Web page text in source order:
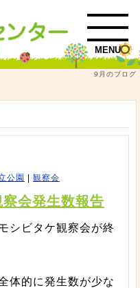
MENU
9月のブログ
公園 観察会
会発生数報告
シビタケ観察会が終
体的に発生数が少な